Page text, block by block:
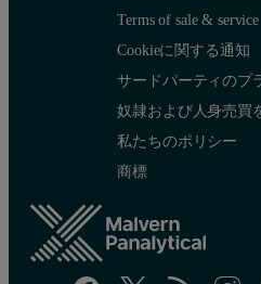
Terms of sale & service
Cookieに関する通知
サードパーティのプ
奴隷および人身売買
私たちのポリシー
商標